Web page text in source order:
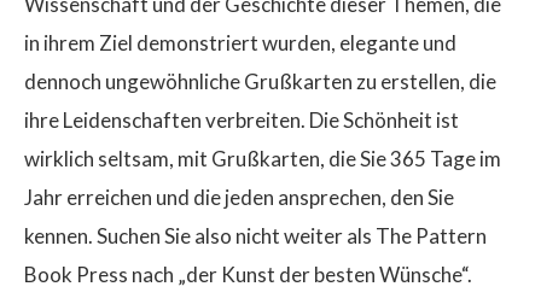
in ihrem Ziel demonstriert wurden, elegante und
dennoch ungewöhnliche Grußkarten zu erstellen, die
ihre Leidenschaften verbreiten. Die Schönheit ist
wirklich seltsam, mit Grußkarten, die Sie 365 Tage im
Jahr erreichen und die jeden ansprechen, den Sie
kennen. Suchen Sie also nicht weiter als The Pattern
Book Press nach „der Kunst der besten Wünsche“.